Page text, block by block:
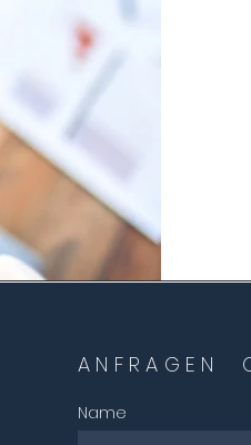
ANFRAGEN
Name